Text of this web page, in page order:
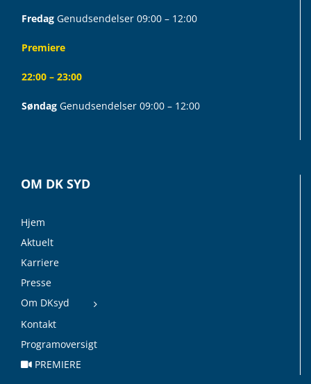
Fredag Genudsendelser 09:00 – 12:00
Premiere
22:00 – 23:00
Søndag Genudsendelser 09:00 – 12:00
OM DK SYD
Hjem
Aktuelt
Karriere
Presse
Om DKsyd
Kontakt
Programoversigt
PREMIERE